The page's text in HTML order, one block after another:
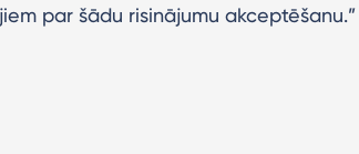
par šādu risinājumu akceptēšanu.”